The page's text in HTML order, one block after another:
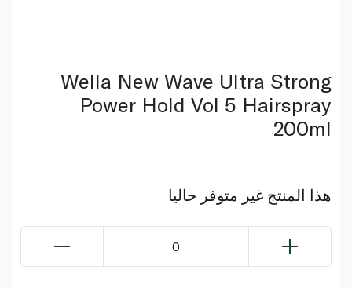
Wella New Wave Ultra Strong
Power Hold Vol 5 Hairspray
200ml
هذا المنتج غير متوفر حاليا
0